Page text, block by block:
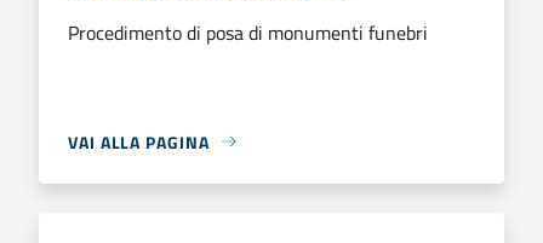
Procedimento di posa di monumenti funebri
VAI ALLA PAGINA